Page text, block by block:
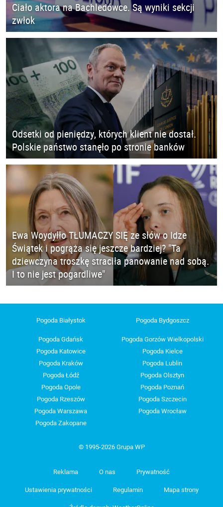
Ciało aktora na Bachledówce. Są wyniki sekcji
zwłok
Odsetki od pieniędzy, których klient nie dostał.
Polskie państwo stanęło po stronie banków
Ewa Woydyłło TŁUMACZY SIĘ ze słów o Idze
Świątek i pogrąża się jeszcze bardziej? "Ta
dziewczyna troszkę straciła panowanie nad sobą.
I to nie jest pogardliwe"
Pogoda Białystok Pogoda Bydgoszcz
Pogoda Gdańsk
Pogoda Gorzów Wielkopolski
Pogoda Katowice
Pogoda Kielce
Pogoda Kraków
Pogoda Lublin
Pogoda Łódź
Pogoda Olsztyn
Pogoda Opole
Pogoda Poznań
Pogoda Rzeszów
Pogoda Szczecin
Pogoda Warszawa
Pogoda Wrocław
Pogoda Zakopane
© 1995-2026 Grupa WP
Reklama O nas Prywatność
Ustawienia prywatności Regulamin Mapa strony